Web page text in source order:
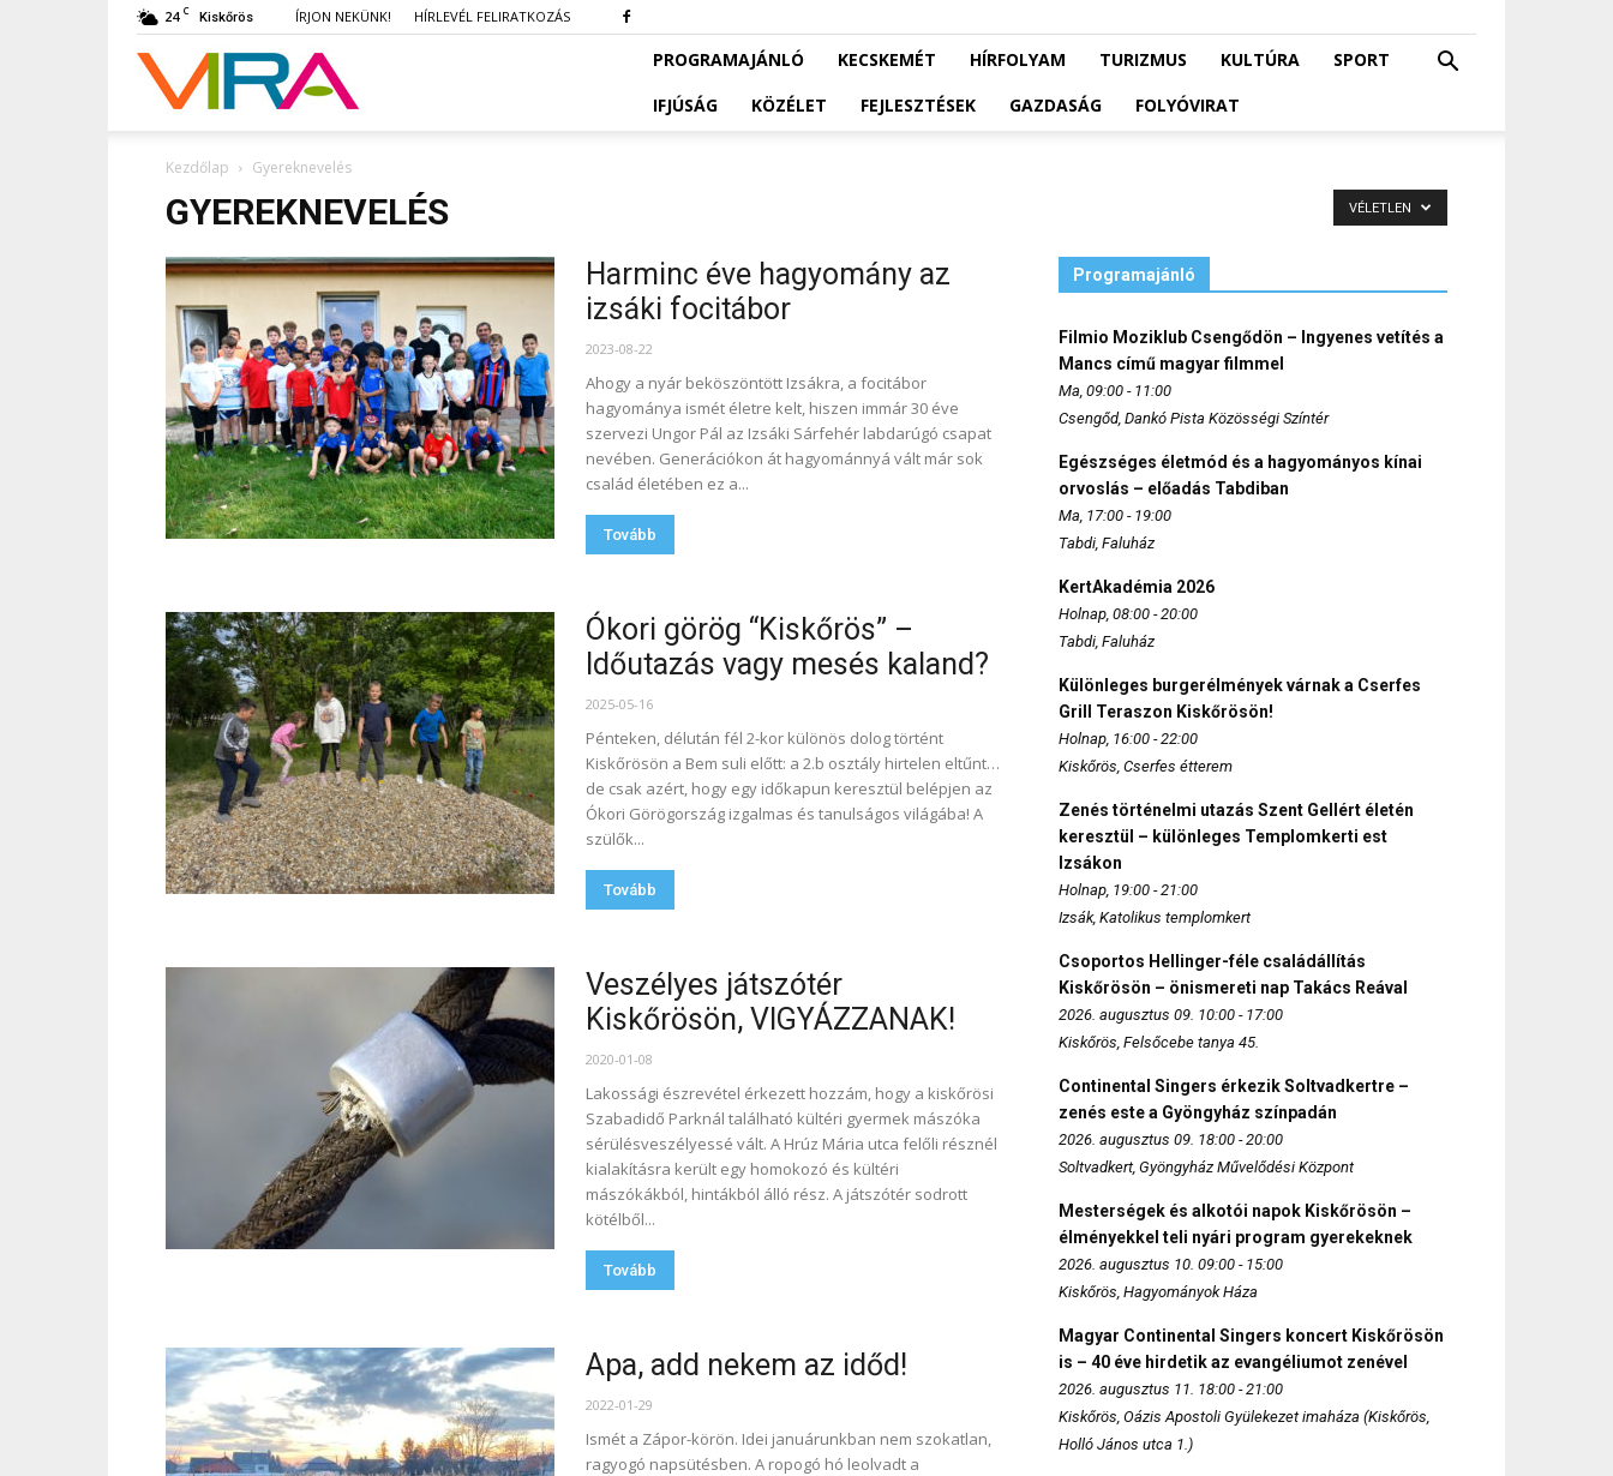
24 C Kiskőrös ÍRJON NEKÜNK! HÍRLEVÉL FELIRATKOZÁS
VIRA PROGRAMAJÁNLÓ KECSKEMÉT HÍRFOLYAM TURIZMUS KULTÚRA
SPORT
IFJÚSÁG
KÖZÉLET FEJLESZTÉSEK GAZDASÁG FOLYÓVIRAT
Kezdőlap Gyereknevelés
GYEREKNEVELÉS VÉLETLEN
Harminc éve hagyomány az
izsáki focitábor
2023-08-22
Ahogy a nyár beköszöntött Izsákra, a focitábor
hagyománya ismét életre kelt, hiszen immár 30 éve
szervezi Ungor Pál az Izsáki Sárfehér labdarúgó csapat
nevében. Generációkon át hagyománnyá vált már sok
család életében ez a...
Tovább
Ókori görög “Kiskőrös” –
Időutazás vagy mesés kaland?
2025-05-16
Pénteken, délután fél 2-kor különös dolog történt
Kiskőrösön a Bem suli előtt: a 2.b osztály hirtelen eltűnt…
de csak azért, hogy egy időkapun keresztül belépjen az
Ókori Görögország izgalmas és tanulságos világába! A
szülők...
Tovább
Veszélyes játszótér
Kiskőrösön, VIGYÁZZANAK!
2020-01-08
Lakossági észrevétel érkezett hozzám, hogy a kiskőrösi
Szabadidő Parknál található kültéri gyermek mászóka
sérülésveszélyessé vált. A Hrúz Mária utca felőli résznél
kialakításra került egy homokozó és kültéri
mászókákból, hintákból álló rész. A játszótér sodrott
kötélből...
Tovább
Apa, add nekem az időd!
2022-01-29
Ismét a Zápor-körön. Idei januárunkban nem szokatlan,
ragyogó napsütésben. A ropogó hó leolvadt a
Programajánló
Filmio Moziklub Csengődön – Ingyenes vetítés a
Mancs című magyar filmmel
Ma, 09:00 - 11:00
Csengőd, Dankó Pista Közösségi Színtér
Egészséges életmód és a hagyományos kínai
orvoslás – előadás Tabdiban
Ma, 17:00 - 19:00
Tabdi, Faluház
KertAkadémia 2026
Holnap, 08:00 - 20:00
Tabdi, Faluház
Különleges burgerélmények várnak a Cserfes
Grill Teraszon Kiskőrösön!
Holnap, 16:00 - 22:00
Kiskőrös, Cserfes étterem
Zenés történelmi utazás Szent Gellért életén
keresztül – különleges Templomkerti est
Izsákon
Holnap, 19:00 - 21:00
Izsák, Katolikus templomkert
Csoportos Hellinger-féle családállítás
Kiskőrösön – önismereti nap Takács Reával
2026. augusztus 09. 10:00 - 17:00
Kiskőrös, Felsőcebe tanya 45.
Continental Singers érkezik Soltvadkertre –
zenés este a Gyöngyház színpadán
2026. augusztus 09. 18:00 - 20:00
Soltvadkert, Gyöngyház Művelődési Központ
Mesterségek és alkotói napok Kiskőrösön –
élményekkel teli nyári program gyerekeknek
2026. augusztus 10. 09:00 - 15:00
Kiskőrös, Hagyományok Háza
Magyar Continental Singers koncert Kiskőrösön
is – 40 éve hirdetik az evangéliumot zenével
2026. augusztus 11. 18:00 - 21:00
Kiskőrös, Oázis Apostoli Gyülekezet imaháza (Kiskőrös,
Holló János utca 1.)